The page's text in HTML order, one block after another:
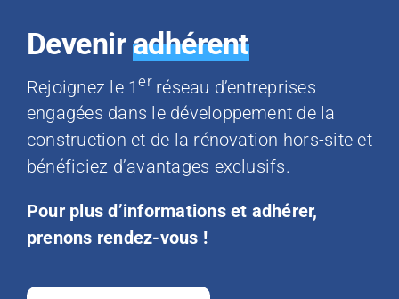
Deveniradhérent
Rejoignez le 1er réseau d’entreprises
engagées dans le développement de la
construction et de la rénovation hors-site et
bénéficiez d’avantages exclusifs.
Pour plus d’informations et adhérer,
prenons rendez-vous !